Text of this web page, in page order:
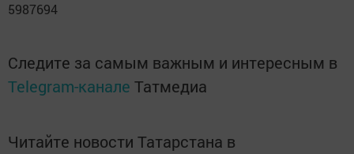
5987694
Следите за самым важным и интересным в
Telegram-канале Татмедиа
Читайте новости Татарстана в